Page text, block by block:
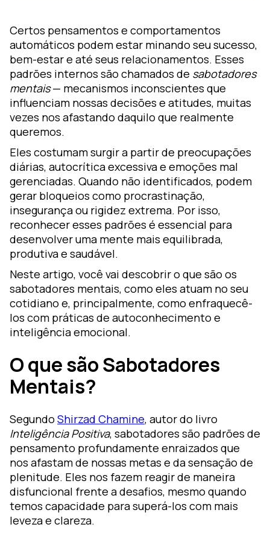
—
Certos pensamentos e comportamentos
automáticos podem estar minando seu sucesso,
bem-estar e até seus relacionamentos. Esses
padrões internos são chamados de sabotadores
mentais— mecanismos inconscientes que
influenciam nossas decisões e atitudes, muitas
vezes nos afastando daquilo que realmente
queremos.
Eles costumam surgir a partir de preocupações
diárias, autocrítica excessiva e emoções mal
gerenciadas. Quando não identificados, podem
gerar bloqueios como procrastinação,
insegurança ou rigidez extrema. Por isso,
reconhecer esses padrões é essencial para
desenvolver uma mente mais equilibrada,
produtiva e saudável.
Neste artigo, você vai descobrir o que são os
sabotadores mentais, como eles atuam no seu
cotidiano e, principalmente, como enfraquecê-
los com práticas de autoconhecimento e
inteligência emocional.
O que são Sabotadores
Mentais?
Segundo Shirzad Chamine, autor do livro
Inteligência Positiva, sabotadores são padrões de
pensamento profundamente enraizados que
nos afastam de nossas metas e da sensação de
plenitude. Eles nos fazem reagir de maneira
disfuncional frente a desafios, mesmo quando
temos capacidade para superá-los com mais
leveza e clareza.